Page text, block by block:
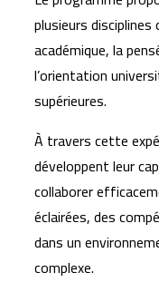
plusieurs
académique, la
l’orientation
supérieures.
À travers cette
développent leur
collaborer
éclairées, des
dans un
complexe.